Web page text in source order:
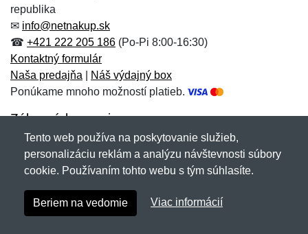
republika
✉ info@netnakup.sk
☎ +421 222 205 186 (Po-Pi 8:00-16:30)
Kontaktný formulár
Naša predajňa
Náš výdajný box
Ponúkame mnoho možností platieb.
Zákaznícky servis
Novinky emailom
Copyright © 2007-2026 (19 rokov s vami)Netnakup.sk
NetIQ. Všetky práva vyhradené.
Tento web používa na poskytovanie služieb,
personalizáciu reklám a analýzu návštevnosti súbory
cookie. Používaním tohto webu s tým súhlasíte.
Beriem na vedomie Viac informácií